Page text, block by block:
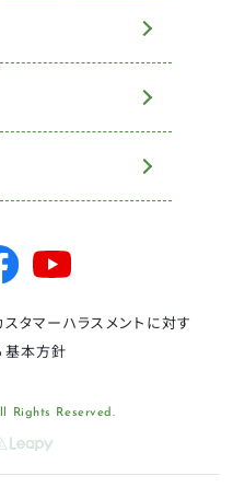
スタマーハラスメントに対す
基本方針
Rights Reserved.